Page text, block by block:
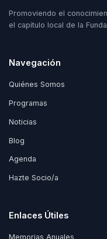
Promoviendo el
el capítulo local de la
Navegación
Quiénes Somos
Programas
Noticias
Blog
Agenda
Hazte Socio/a
Enlaces Útiles
Memorias Anuales